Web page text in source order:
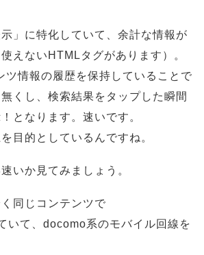
示」に特化していて、余計な情報が
えないHTMLタグがあります）。
ツ情報の履歴を保持していることで
くし、検索結果をタップした瞬間
となります。速いです。
目的としているんですね。
いか見てみましょう。
同じコンテンツで
いて、docomo系のモバイル回線を